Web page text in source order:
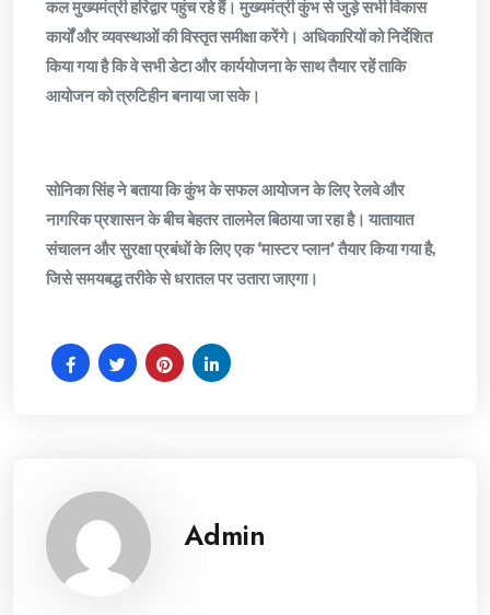
कल मुख्यमंत्री हरिद्वार पहुंच रहे हैं। मुख्यमंत्री कुंभ से जुड़े सभी विकास
कार्यों और व्यवस्थाओं की विस्तृत समीक्षा करेंगे। अधिकारियों को निर्देशित
किया गया है कि वे सभी डेटा और कार्ययोजना के साथ तैयार रहें ताकि
आयोजन को त्रुटिहीन बनाया जा सके।
​सोनिका सिंह ने बताया कि कुंभ के सफल आयोजन के लिए रेलवे और
नागरिक प्रशासन के बीच बेहतर तालमेल बिठाया जा रहा है। यातायात
संचालन और सुरक्षा प्रबंधों के लिए एक ‘मास्टर प्लान’ तैयार किया गया है,
जिसे समयबद्ध तरीके से धरातल पर उतारा जाएगा।
Admin